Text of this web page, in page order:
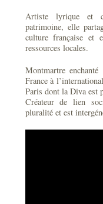
Artiste lyrique et
patrimoine, elle
culture française et
ressources locales.
Montmartre
France à
Paris dont la Diva est
Créateur de lien
pluralité et est